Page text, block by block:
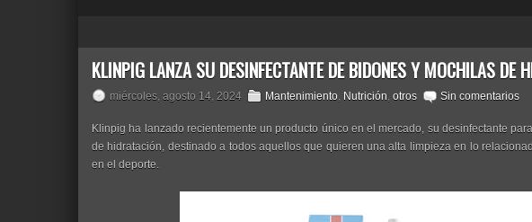
KLINPIG LANZA SU DESINFECTANTE DE BIDONES Y MOCHILAS DE
miércoles, agosto 14, 2024 Mantenimiento, Nutrición, otros Sin comentarios
Klinpig ha lanzado recientemente un producto único en el mercado, su desinfectante
de hidratación, destinado a todos aquellos que quieren una alta limpieza en lo
en el deporte.